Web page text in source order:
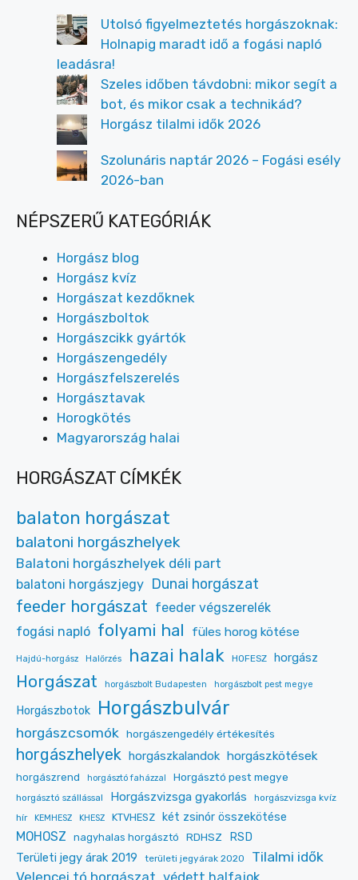
Utolsó figyelmeztetés horgászoknak:
Holnapig maradt idő a fogási napló
leadásra!
Szeles időben távdobni: mikor segít a
bot, és mikor csak a technikád?
Horgász tilalmi idők 2026
Szolunáris naptár 2026 – Fogási esély
2026-ban
NÉPSZERŰ KATEGÓRIÁK
Horgász blog
Horgász kvíz
Horgászat kezdőknek
Horgászboltok
Horgászcikk gyártók
Horgászengedély
Horgászfelszerelés
Horgásztavak
Horogkötés
Magyarország halai
HORGÁSZAT CÍMKÉK
balaton horgászat
balatoni horgászhelyek
Balatoni horgászhelyek déli part
balatoni horgászjegy Dunai horgászat
feeder horgászat feeder végszerelék
fogási napló folyami hal füles horog kötése
Hajdú-horgász Halőrzés hazai halak HOFESZ horgász
Horgászat horgászbolt Budapesten horgászbolt pest megye
Horgászbotok Horgászbulvár
horgászcsomók horgászengedély értékesítés
horgászhelyek horgászkalandok horgászkötések
horgászrend horgásztó faházzal Horgásztó pest megye
horgásztó szállással Horgászvizsga gyakorlás
horgászvizsga kvíz
hír
KEMHESZ KHESZ KTVHESZ két zsinór összekötése
MOHOSZ nagyhalas horgásztó RDHSZ RSD
Területi jegy árak 2019 területi jegyárak 2020
Tilalmi idők